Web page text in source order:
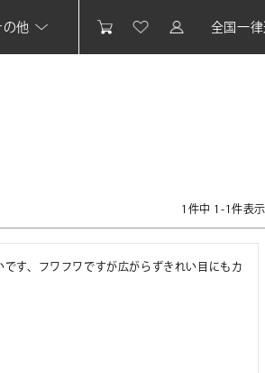
の他 全国一
1 件中 1 -1件表示
す、フワフワですが広がらずきれい目にもカ